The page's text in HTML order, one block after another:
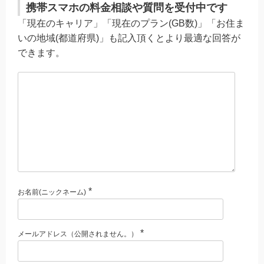
携帯スマホの料金相談や質問を受付中です
「現在のキャリア」「現在のプラン(GB数)」「お住ま
いの地域(都道府県)」も記入頂くとより最適な回答が
できます。
お名前(ニックネーム) *
メールアドレス（公開されません。） *